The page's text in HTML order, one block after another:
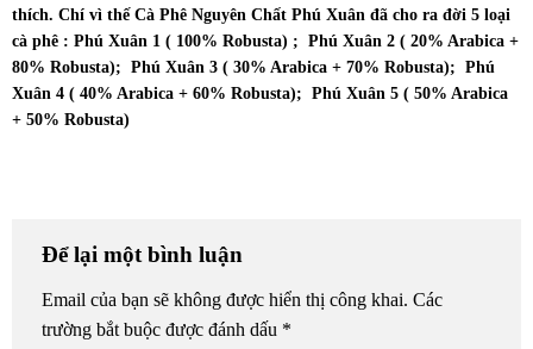
thích. Chí vì thế Cà Phê Nguyên Chất Phú Xuân đã cho ra đời 5 loại
cà phê : Phú Xuân 1 ( 100% Robusta) ; Phú Xuân 2 ( 20% Arabica +
80% Robusta); Phú Xuân 3 ( 30% Arabica + 70% Robusta); Phú
Xuân 4 ( 40% Arabica + 60% Robusta); Phú Xuân 5 ( 50% Arabica
+ 50% Robusta)
Để lại một bình luận
Email của bạn sẽ không được hiển thị công khai. Các
trường bắt buộc được đánh dấu *